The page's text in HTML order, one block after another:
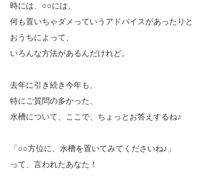
時には、○○には、
何も置いちゃダメっていうアドバイスがあったりと
おうちによって、
いろんな方法があるんだけれど。
去年に引き続き今年も、
特にご質問の多かった、
水槽について、ここで、ちょっとお答えするね♪
「○○方位に、水槽を置いてみてくださいね♪」
って、言われたあなた！